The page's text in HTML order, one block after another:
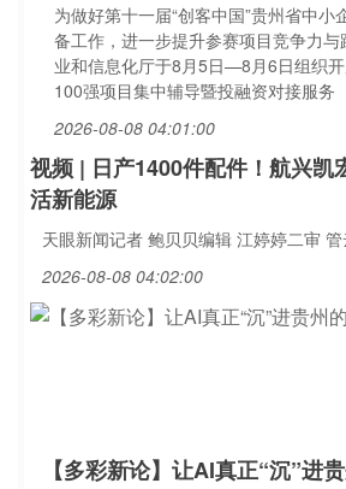
为做好第十一届“创客中国”贵州省中小
备工作，进一步提升参赛项目竞争力
业和信息化厅于8月5日—8月6日组织
100强项目集中辅导暨投融资对接服务
2026-08-08 04:01:00
视频 | 日产1400件配件！航兴凯
活新能源
天眼新闻记者 鲍贝贝编辑 江婷婷二审
2026-08-08 04:02:00
【多彩新论】让AI真正“沉”进